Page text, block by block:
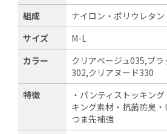
組成
ナイロン・ポリウレタン
サイズ
M-L
カラー
クリアベージュ035,ブ
302,クリアヌード330
特徴
・パンティストッキン
キング素材・抗菌防臭
つま先補強